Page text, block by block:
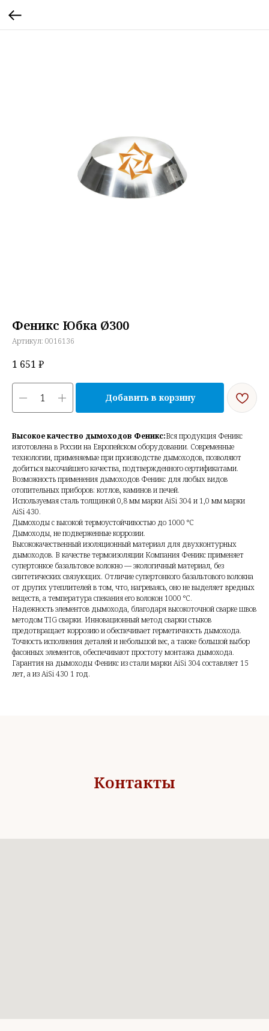
Феникс Юбка Ø300
Артикул: 0016136
1 651 ₽
Добавить в корзину
Высокое качество дымоходов Феникс:Вся продукция Феникс
изготовлена в России на Европейском оборудовании. Современные
технологии, применяемые при производстве дымоходов, позволяют
добиться высочайшего качества, подтвержденного сертификатами.
Возможность применения дымоходов Феникс для любых видов
отопительных приборов: котлов, каминов и печей.
Используемая сталь толщиной 0,8 мм марки AiSi 304 и 1,0 мм марки
AiSi 430.
Дымоходы с высокой термоустойчивостью до 1000 °С
Дымоходы, не подверженные коррозии.
Высококачественный изоляционный материал для двухконтурных
дымоходов. В качестве термоизоляции Компания Феникс применяет
супертонкое базальтовое волокно — экологичный материал, без
синтетических связующих. Отличие супертонкого базальтового волокна
от других утеплителей в том, что, нагреваясь, оно не выделяет вредных
веществ, а температура спекания его волокон 1000 °C.
Надежность элементов дымохода, благодаря высокоточной сварке швов
методом TIG сварки. Инновационный метод сварки стыков
предотвращает коррозию и обеспечивает герметичность дымохода.
Точность исполнения деталей и небольшой вес, а также большой выбор
фасонных элементов, обеспечивают простоту монтажа дымохода.
Гарантия на дымоходы Феникс из стали марки AiSi 304 составляет 15
лет, а из AiSi 430 1 год.
Контакты